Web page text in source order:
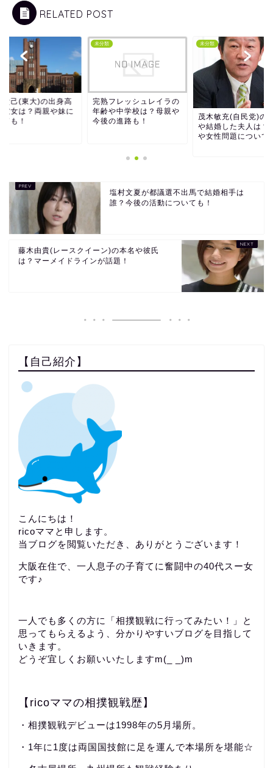
RELATED POST
貴己(東大)の出身高
彼女は？両親や妹に
も！
未分類
完熟フレッシュレイラの
年齢や中学校は？母親や
今後の進路も！
未分類
茂木敏充(自民党)の
や結婚した夫人は？
や女性問題について
塩村文夏が都議選不出馬で結婚相手は
誰？今後の活動についても！
藤木由貴(レースクイーン)の本名や彼氏
は？マーメイドラインが話題！
【自己紹介】
こんにちは！
ricoママと申します。
当ブログを閲覧いただき、ありがとうございます！
大阪在住で、一人息子の子育てに奮闘中の40代スー女
です♪
一人でも多くの方に「相撲観戦に行ってみたい！」と
思ってもらえるよう、分かりやすいブログを目指して
いきます。
どうぞ宜しくお願いいたしますm(_ _)m
【ricoママの相撲観戦歴】
・相撲観戦デビューは1998年の5月場所。
・1年に1度は両国国技館に足を運んで本場所を堪能☆